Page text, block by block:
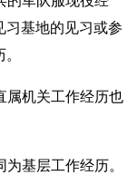
习基地的见习或参
属机关工作经历也
基层工作经历。